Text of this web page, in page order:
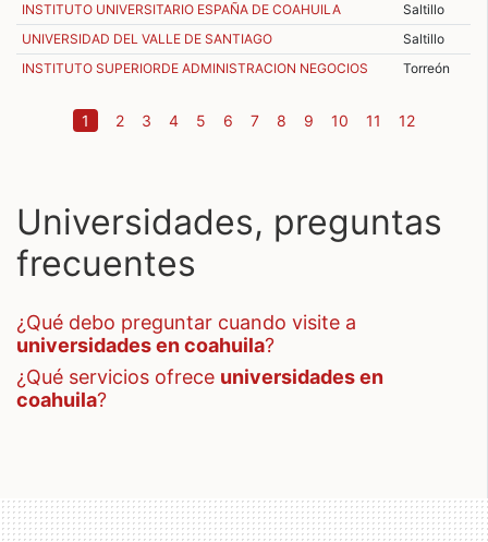
INSTITUTO UNIVERSITARIO ESPAÑA DE COAHUILA
Saltillo
UNIVERSIDAD DEL VALLE DE SANTIAGO
Saltillo
INSTITUTO SUPERIORDE ADMINISTRACION NEGOCIOS
Torreón
1 (current)
2 3 4 5 6 7 8 9 10 11 12
Universidades, preguntas
frecuentes
¿qué debo preguntar cuando visite a
universidades en coahuila?
¿qué servicios ofrece universidades en
coahuila?